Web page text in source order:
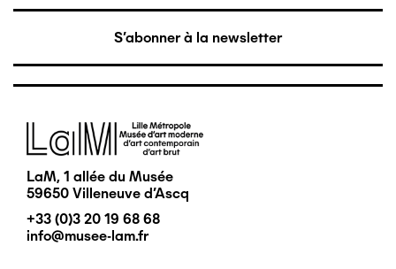
S'abonner à la newsletter
Image
LaM, 1 allée du Musée
59650 Villeneuve d'Ascq
+33 (0)3 20 19 68 68
info@musee-lam.fr